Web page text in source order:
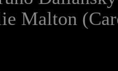
Malton